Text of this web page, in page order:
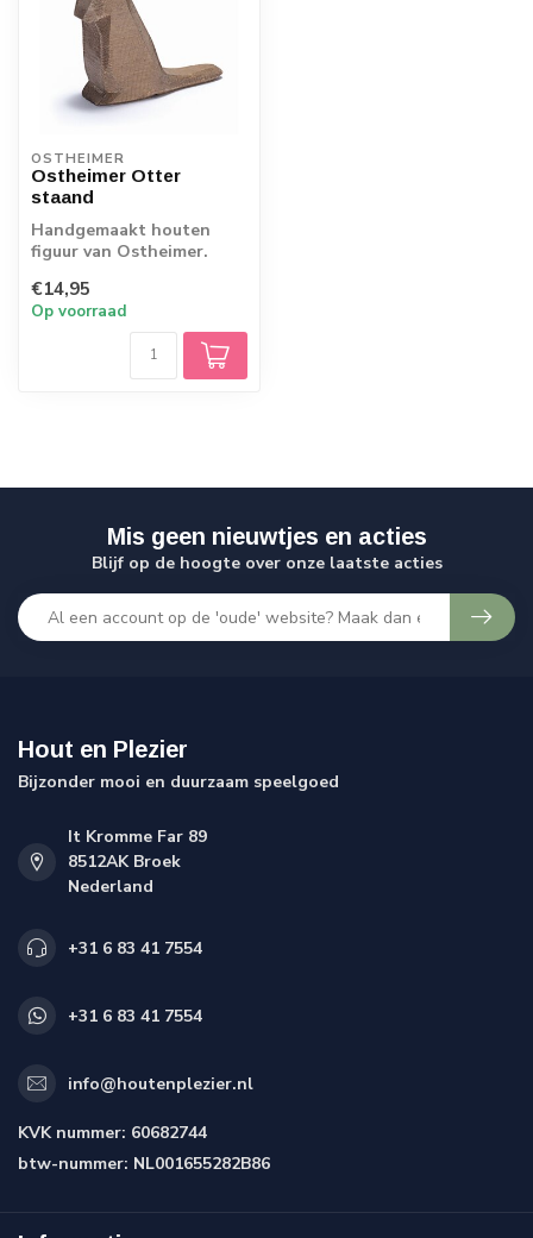
OSTHEIMER
Ostheimer Otter
staand
Handgemaakt houten
figuur van Ostheimer.
€14,95
Op voorraad
Mis geen nieuwtjes en acties
Blijf op de hoogte over onze laatste acties
Hout en Plezier
Bijzonder mooi en duurzaam speelgoed
It Kromme Far 89
8512AK Broek
Nederland
+31 6 83 41 7554
+31 6 83 41 7554
info@houtenplezier.nl
KVK nummer: 60682744
btw-nummer: NL001655282B86